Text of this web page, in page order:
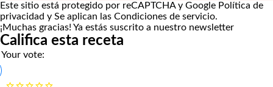
Este sitio está protegido por reCAPTCHA y Google Política de
privacidad y Se aplican las Condiciones de servicio.
¡Muchas gracias! Ya estás suscrito a nuestro newsletter
Califica esta receta
Your vote: